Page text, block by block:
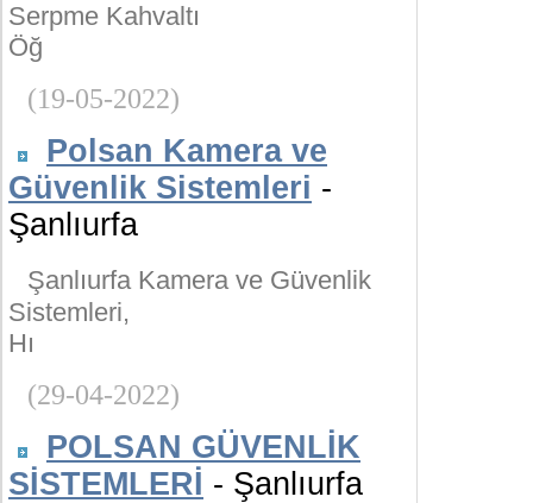
Serpme Kahvaltı
Öğ
(19-05-2022)
Polsan Kamera ve
Güvenlik Sistemleri -
Şanlıurfa
Şanlıurfa Kamera ve Güvenlik
Sistemleri,
Hı
(29-04-2022)
POLSAN GÜVENLİK
SİSTEMLERİ - Şanlıurfa